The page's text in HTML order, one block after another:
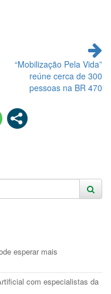
“Mobilização Pela Vida”
reúne cerca de 300
pessoas na BR 470
esperar mais
com especialistas da